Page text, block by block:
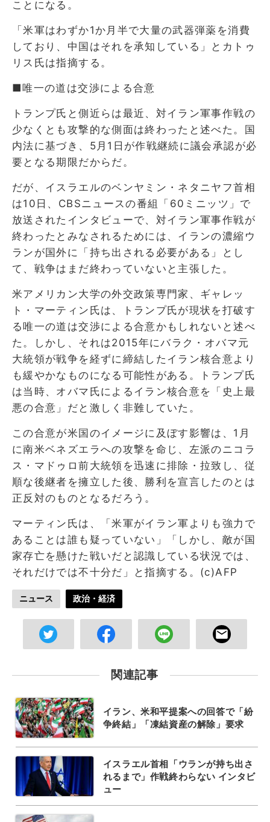
ことになる。
「米軍はわずか1か月半で大量の武器弾薬を消費
しており、中国はそれを承知している」とカトゥ
リス氏は指摘する。
■唯一の道は交渉による合意
トランプ氏と側近らは最近、対イラン軍事作戦の
少なくとも攻撃的な側面は終わったと述べた。国
内法に基づき、5月1日が作戦継続に議会承認が必
要となる期限だからだ。
だが、イスラエルのベンヤミン・ネタニヤフ首相
は10日、CBSニュースの番組「60ミニッツ」で
放送されたインタビューで、対イラン軍事作戦が
終わったとみなされるためには、イランの濃縮ウ
ランが国外に「持ち出される必要がある」とし
て、戦争はまだ終わっていないと主張した。
米アメリカン大学の外交政策専門家、ギャレッ
ト・マーティン氏は、トランプ氏が現状を打破す
る唯一の道は交渉による合意かもしれないと述べ
た。しかし、それは2015年にバラク・オバマ元
大統領が戦争を経ずに締結したイラン核合意より
も緩やかなものになる可能性がある。トランプ氏
は当時、オバマ氏によるイラン核合意を「史上最
悪の合意」だと激しく非難していた。
この合意が米国のイメージに及ぼす影響は、1月
に南米ベネズエラへの攻撃を命じ、左派のニコラ
ス・マドゥロ前大統領を迅速に排除・拉致し、従
順な後継者を擁立した後、勝利を宣言したのとは
正反対のものとなるだろう。
マーティン氏は、「米軍がイラン軍よりも強力で
あることは誰も疑っていない」「しかし、敵が国
家存亡を懸けた戦いだと認識している状況では、
それだけでは不十分だ」と指摘する。(c)AFP
ニュース 政治・経済
関連記事
イラン、米和平提案への回答で「紛
争終結」「凍結資産の解除」要求
イスラエル首相「ウランが持ち出さ
れるまで」作戦終わらない インタビ
ュー